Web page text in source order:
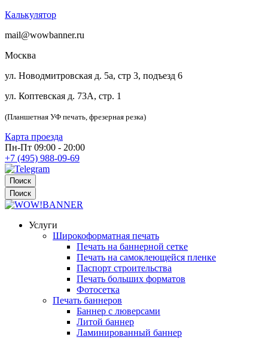
Калькулятор
mail@wowbanner.ru
Москва
ул. Новодмитровская д. 5а, стр 3, подъезд 6
ул. Коптевская д. 73А, стр. 1
(Планшетная УФ печать, фрезерная резка)
Карта проезда
Пн-Пт 09:00 - 20:00
+7 (495) 988-09-69
Поиск
Поиск
Услуги
Широкоформатная печать
Печать на баннерной сетке
Печать на самоклеющейся пленке
Паспорт строительства
Печать больших форматов
Фотосетка
Печать баннеров
Баннер с люверсами
Литой баннер
Ламинированный баннер